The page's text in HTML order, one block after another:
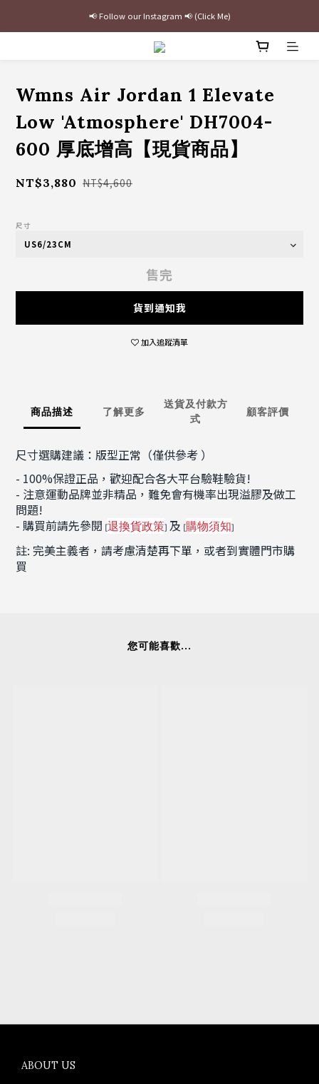
最新三方聯名倒鉤，火熱預購接單中🔥
📢 Follow our Instagram 📢 (Click Me)
加入官網會員即贈$100購物金
Wmns Air Jordan 1 Elevate
Low 'Atmosphere' DH7004-
600 厚底增高【現貨商品】
NT$3,880 NT$4,600
尺寸
售完
貨到通知我
加入追蹤清單
商品描述 了解更多
送貨及付款方
式
顧客評價
尺寸選購建議：版型正常（僅供參考 ）
- 100%保證正品，歡迎配合各大平台驗鞋驗貨!
- 注意運動品牌並非精品，難免會有機率出現溢膠及做工
問題!
- 購買前請先參閱 [退換貨政策] 及 [購物須知]
註: 完美主義者，請考慮清楚再下單，或者到實體門市購
買
您可能喜歡...
ABOUT US